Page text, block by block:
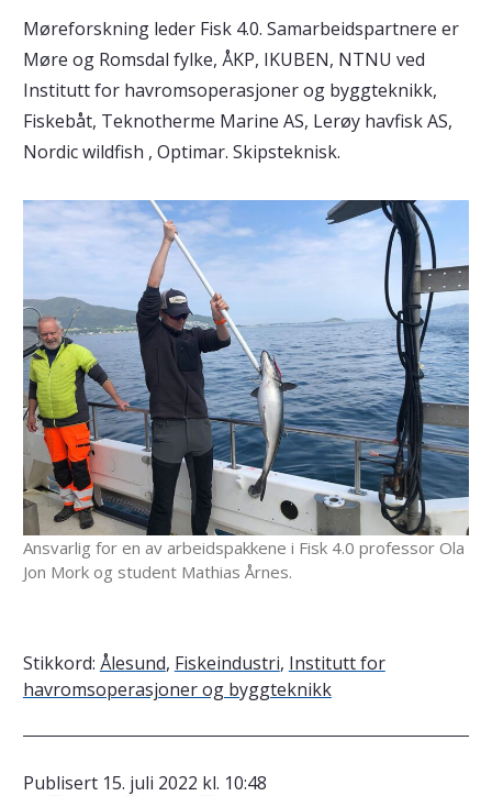
Møreforskning leder Fisk 4.0. Samarbeidspartnere er
Møre og Romsdal fylke, ÅKP, IKUBEN, NTNU ved
Institutt for havromsoperasjoner og byggteknikk,
Fiskebåt, Teknotherme Marine AS, Lerøy havfisk AS,
Nordic wildfish , Optimar. Skipsteknisk.
Ansvarlig for en av arbeidspakkene i Fisk 4.0 professor Ola
Jon Mork og student Mathias Årnes.
Stikkord: Ålesund, Fiskeindustri, Institutt for
havromsoperasjoner og byggteknikk
Publisert 15. juli 2022 kl. 10:48